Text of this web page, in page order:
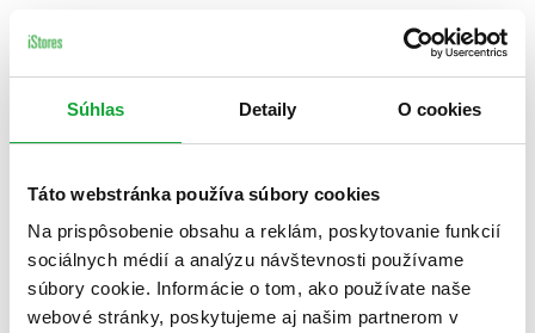
Súhlas Detaily O cookies
Táto webstránka používa súbory cookies
Na prispôsobenie obsahu a reklám, poskytovanie funkcií
sociálnych médií a analýzu návštevnosti používame
súbory cookie. Informácie o tom, ako používate naše
webové stránky, poskytujeme aj našim partnerom v